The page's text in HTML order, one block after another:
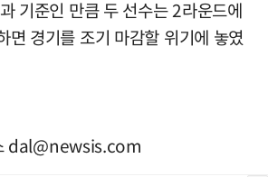
기준인 만큼 두 선수는 2라운드에
면 경기를 조기 마감할 위기에 놓였
dal@newsis.com